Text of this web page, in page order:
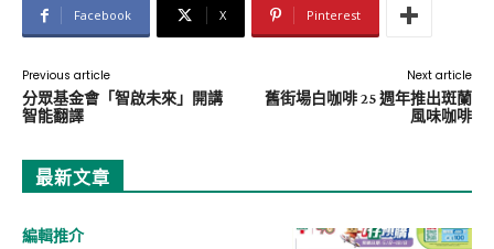
Facebook X Pinterest
Previous article
分眾基金會「智啟未來」開講
智能翻譯
Next article
舊街場白咖啡 25 週年推出斑蘭
風味咖啡
最新文章
編輯推介